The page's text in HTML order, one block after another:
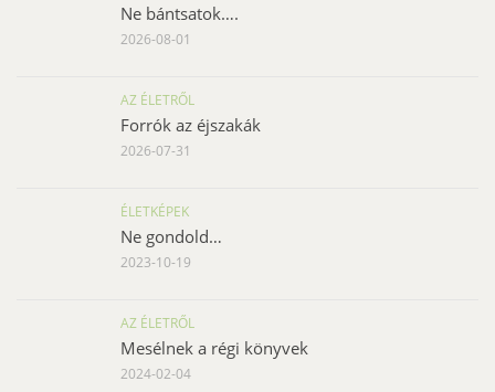
Ne bántsatok….
2026-08-01
AZ ÉLETRŐL
Forrók az éjszakák
2026-07-31
ÉLETKÉPEK
Ne gondold…
2023-10-19
AZ ÉLETRŐL
Mesélnek a régi könyvek
2024-02-04